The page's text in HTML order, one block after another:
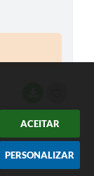
ACEITAR
PERSONALIZAR
S
T